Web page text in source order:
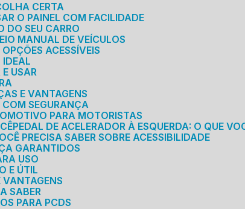
CERTA
O PAINEL COM FACILIDADE
DO SEU CARRO
MANUAL DE VEÍCULOS
ACESSÍVEIS
IDEAL
USAR
E VANTAGENS
COM SEGURANÇA
PARA MOTORISTAS
PEDAL DE ACELERADOR À ESQUERDA: O QUE
PRECISA SABER SOBRE ACESSIBILIDADE
GARANTIDOS
USO
E ÚTIL
VANTAGENS
SABER
PARA PCDS